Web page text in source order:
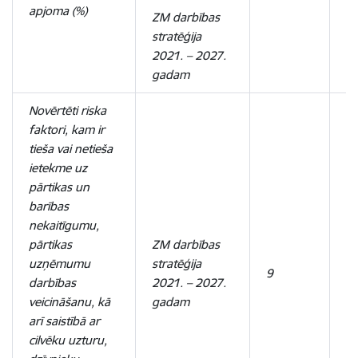
apjoma (%)
ZM darbības
stratēģija
2021. – 2027.
gadam
Novērtēti riska
faktori, kam ir
tieša vai netieša
ietekme uz
pārtikas un
barības
nekaitīgumu,
pārtikas
uzņēmumu
darbības
veicināšanu, kā
arī saistībā ar
cilvēku uzturu,
ZM darbības
stratēģija
2021. – 2027.
gadam
9